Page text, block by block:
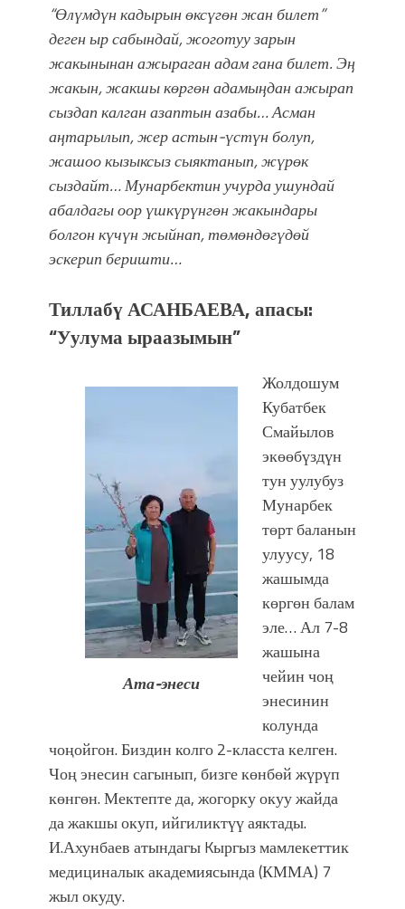
“Өлүмдүнкадырын өксүгөн жан билет”
деген ыр сабындай,жоготуу зарын
жакынынан ажыраган адам гана билет.Эң
жакын, жакшы көргөн адамыңдан ажырап
сыздап калган азаптын азабы… Асман
аңтарылып, жер астын-үстүн болуп,
жашоо кызыксыз сыяктанып, жүрөк
сыздайт… Мунарбектин учурда ушундай
абалдагы оор үшкүрүнгөн жакындары
болгон күчүн жыйнап, төмөндөгүдөй
эскерип беришти…
ТиллабүАСАНБАЕВА, апасы:
“Уулума ыраазымын”
Ата-энеси
Жолдошум
Кубатбек
Смайылов
экөөбүздүн
тун уулубуз
Мунарбек
төрт баланын
улуусу, 18
жашымда
көргөн балам
эле… Ал 7-8
жашына
чейин чоң
энесинин
колунда
чоңойгон. Биздин колго 2-класста келген.
Чоң энесин сагынып, бизге көнбөй жүрүп
көнгөн. Мектепте да, жогорку окуу жайда
да жакшы окуп, ийгиликтүү аяктады.
И.Ахунбаев атындагы Kыргыз мамлекеттик
медициналык академиясында (КММА) 7
жыл окуду.